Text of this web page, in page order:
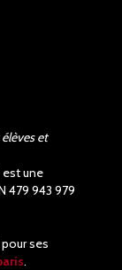
et
est une
479 943 979
ses
.